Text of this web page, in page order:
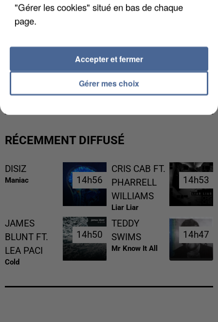
UNE TOURISTE DE L’OISE EMPORTÉE PAR UNE
COULÉE DE BOUE EN HAUTE-SAVOIE
RÉCEMMENT DIFFUSÉ
DISIZ
Maniac 14h56
14h56
CRIS CAB FT.
PHARRELL
WILLIAMS
Liar Liar
14h53
14h53
JAMES
BLUNT FT.
LEA PACI
Cold
14h50
14h50
TEDDY
SWIMS
Mr Know It All
14h47
14h47
"Gérer les cookies" situé en bas de chaque
page.
Gérer mes choix
Accepter et fermer